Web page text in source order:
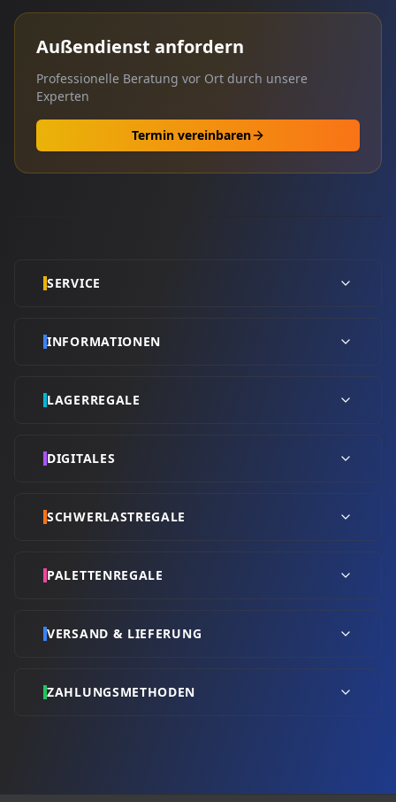
Außendienst anfordern
Professionelle Beratung vor Ort durch unsere
Experten
Termin vereinbaren
SERVICE
INFORMATIONEN
LAGERREGALE
DIGITALES
SCHWERLASTREGALE
PALETTENREGALE
VERSAND & LIEFERUNG
ZAHLUNGSMETHODEN